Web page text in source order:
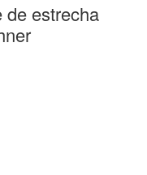
de estrecha